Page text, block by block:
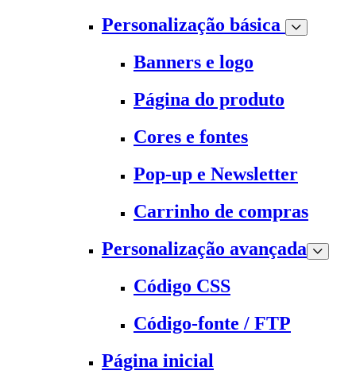
Personalização básica
Banners e logo
Página do produto
Cores e fontes
Pop-up e Newsletter
Carrinho de compras
Personalização avançada
Código CSS
Código-fonte / FTP
Página inicial